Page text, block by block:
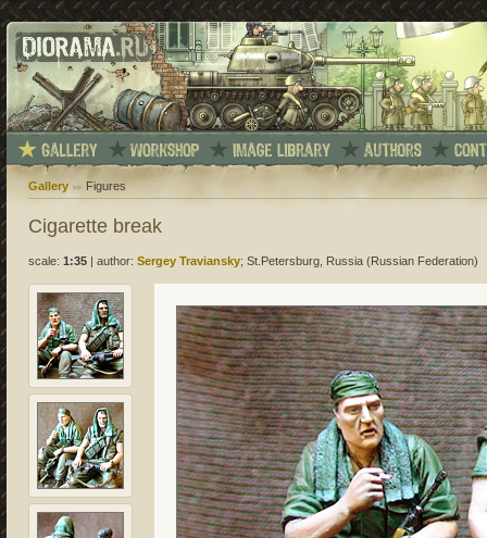
Gallery Figures
Cigarette break
scale: 1:35 author: Sergey Traviansky; St.Petersburg, Russia (Russian Federation)